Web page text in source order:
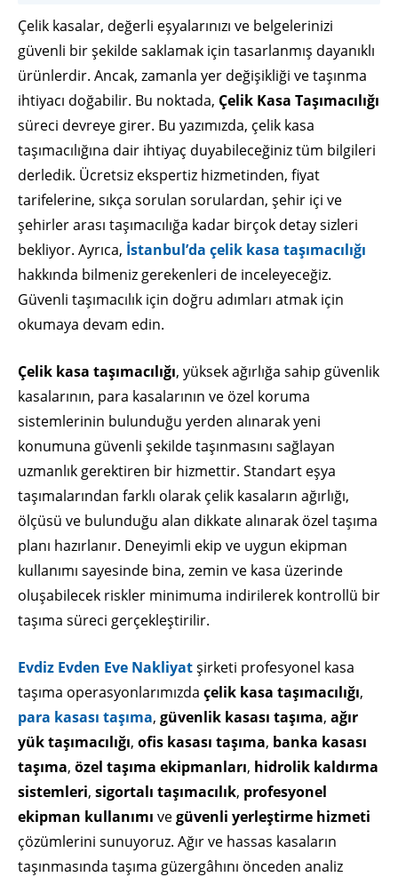
Çelik kasalar, değerli eşyalarınızı ve belgelerinizi
güvenli bir şekilde saklamak için tasarlanmış dayanıklı
ürünlerdir. Ancak, zamanla yer değişikliği ve taşınma
ihtiyacı doğabilir. Bu noktada, Çelik Kasa Taşımacılığı
süreci devreye girer. Bu yazımızda, çelik kasa
taşımacılığına dair ihtiyaç duyabileceğiniz tüm bilgileri
derledik. Ücretsiz ekspertiz hizmetinden, fiyat
tarifelerine, sıkça sorulan sorulardan, şehir içi ve
şehirler arası taşımacılığa kadar birçok detay sizleri
bekliyor. Ayrıca, İstanbul’da çelik kasa taşımacılığı
hakkında bilmeniz gerekenleri de inceleyeceğiz.
Güvenli taşımacılık için doğru adımları atmak için
okumaya devam edin.
Çelik kasa taşımacılığı, yüksek ağırlığa sahip güvenlik
kasalarının, para kasalarının ve özel koruma
sistemlerinin bulunduğu yerden alınarak yeni
konumuna güvenli şekilde taşınmasını sağlayan
uzmanlık gerektiren bir hizmettir. Standart eşya
taşımalarından farklı olarak çelik kasaların ağırlığı,
ölçüsü ve bulunduğu alan dikkate alınarak özel taşıma
planı hazırlanır. Deneyimli ekip ve uygun ekipman
kullanımı sayesinde bina, zemin ve kasa üzerinde
oluşabilecek riskler minimuma indirilerek kontrollü bir
taşıma süreci gerçekleştirilir.
Evdiz Evden Eve Nakliyatşirketi profesyonel kasa
taşıma operasyonlarımızda çelik kasa taşımacılığı,
para kasası taşıma, güvenlik kasası taşıma, ağır
yük taşımacılığı, ofis kasası taşıma, banka kasası
taşıma, özel taşıma ekipmanları, hidrolik kaldırma
sistemleri, sigortalı taşımacılık, profesyonel
ekipman kullanımı vegüvenli yerleştirme hizmeti
çözümlerini sunuyoruz. Ağır ve hassas kasaların
taşınmasında taşıma güzergâhını önceden analiz